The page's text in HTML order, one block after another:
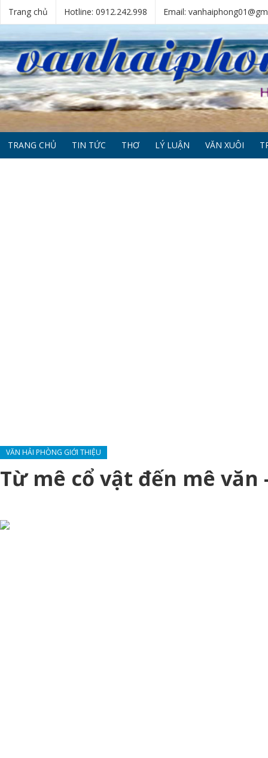
Trang chủ Hotline: 0912.242.998 Email:
TRANG CHỦ TIN TỨC THƠ LÝ LUẬN VĂN XUÔI
VĂN HẢI PHÒNG GIỚI THIỆU
Từ mê cổ vật đến mê văn